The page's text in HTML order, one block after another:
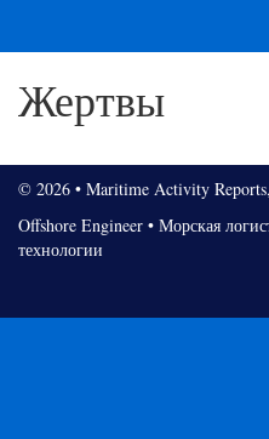
Жертвы
© 2026 • Maritime Activity
Offshore Engineer • Морская
технологии